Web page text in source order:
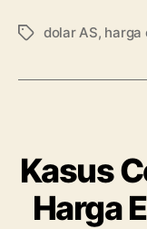
Tag dolar AS, harga
Kasus
Harga